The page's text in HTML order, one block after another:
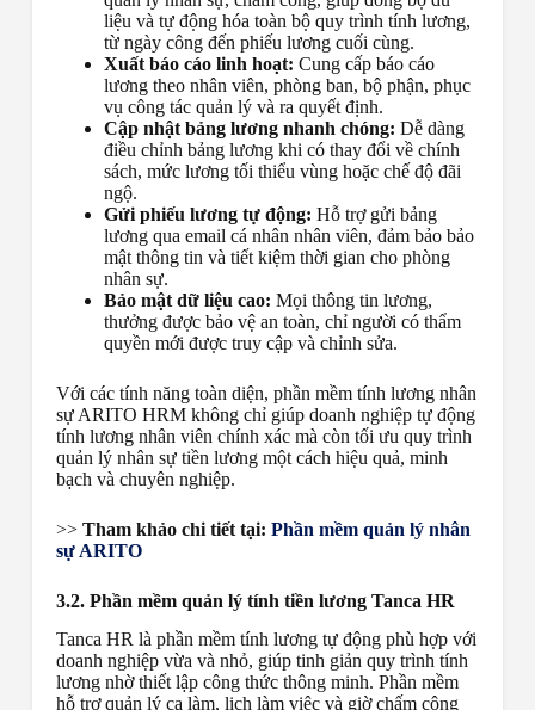
liệu và tự động hóa toàn bộ quy trình tính lương,
từ ngày công đến phiếu lương cuối cùng.
Xuất báo cáo linh hoạt: Cung cấp báo cáo
lương theo nhân viên, phòng ban, bộ phận, phục
vụ công tác quản lý và ra quyết định.
Cập nhật bảng lương nhanh chóng: Dễ dàng
điều chỉnh bảng lương khi có thay đổi về chính
sách, mức lương tối thiểu vùng hoặc chế độ đãi
ngộ.
Gửi phiếu lương tự động: Hỗ trợ gửi bảng
lương qua email cá nhân nhân viên, đảm bảo bảo
mật thông tin và tiết kiệm thời gian cho phòng
nhân sự.
Bảo mật dữ liệu cao: Mọi thông tin lương,
thưởng được bảo vệ an toàn, chỉ người có thẩm
quyền mới được truy cập và chỉnh sửa.
Với các tính năng toàn diện, phần mềm tính lương nhân
sự ARITO HRM không chỉ giúp doanh nghiệp tự động
tính lương nhân viên chính xác mà còn tối ưu quy trình
quản lý nhân sự tiền lương một cách hiệu quả, minh
bạch và chuyên nghiệp.
>> Tham khảo chi tiết tại: Phần mềm quản lý nhân
sự ARITO
3.2. Phần mềm quản lý tính tiền lương Tanca HR
Tanca HR là phần mềm tính lương tự động phù hợp với
doanh nghiệp vừa và nhỏ, giúp tinh giản quy trình tính
lương nhờ thiết lập công thức thông minh. Phần mềm
hỗ trợ quản lý ca làm, lịch làm việc và giờ chấm công